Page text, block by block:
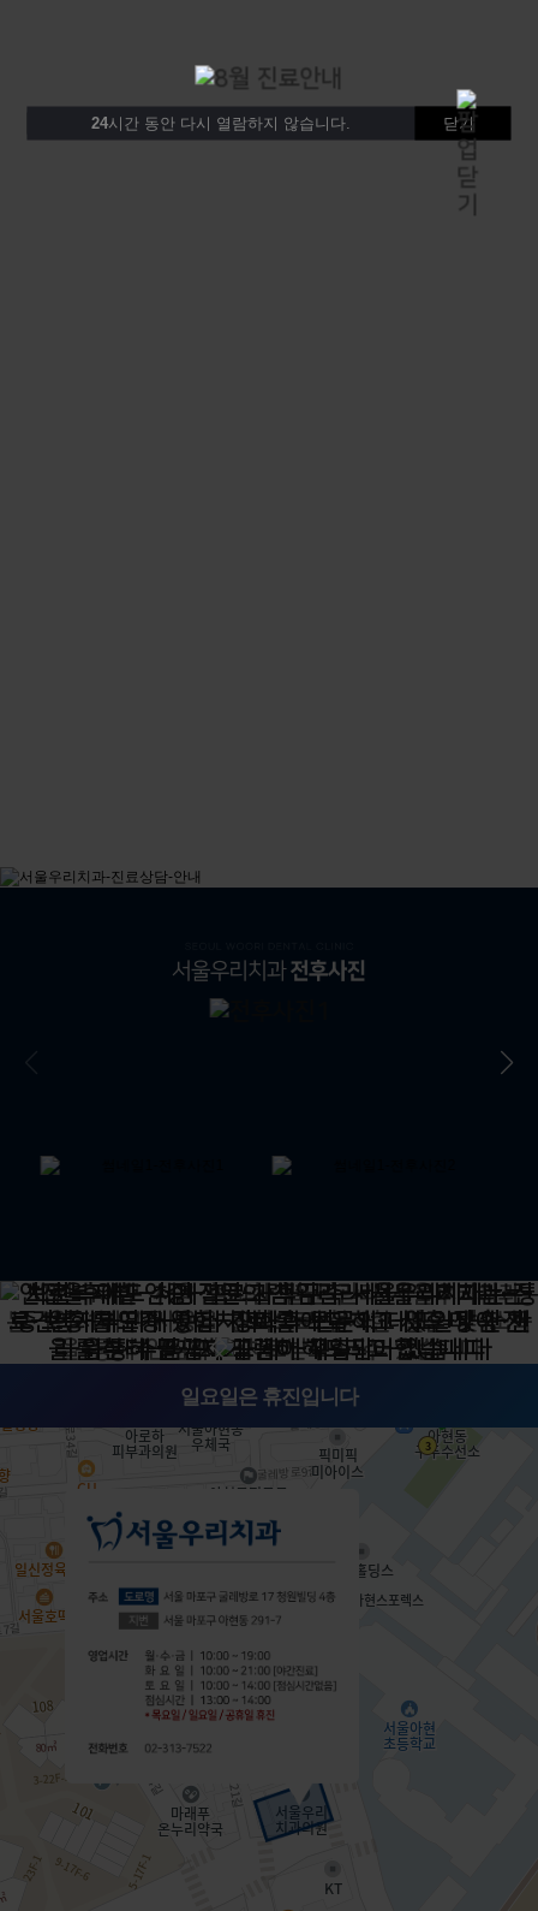
24시간 동안 다시 열람하지 않습니다. 닫기
일요일은 휴진입니다